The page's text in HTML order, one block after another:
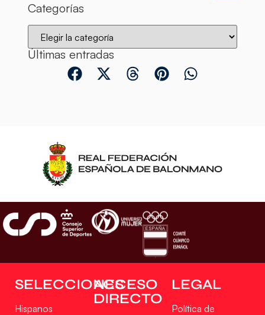
Categorías
Últimas entradas
SELECCIONES
Hispanos
ACCESO
DIRECTO
LEGAL
Política de